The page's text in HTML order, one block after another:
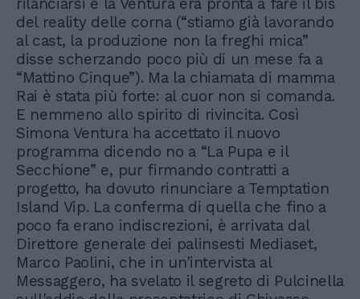
rilanciarsi e la Ventura era pronta a fare il bis
del reality delle corna (“stiamo già lavorando
al cast, la produzione non la freghi mica”
disse scherzando poco più di un mese fa a
“Mattino Cinque”). Ma la chiamata di mamma
Rai è stata più forte: al cuor non si comanda.
E nemmeno allo spirito di rivincita. Così
Simona Ventura ha accettato il nuovo
programma dicendo no a “La Pupa e il
Secchione” e, pur firmando contratti a
progetto, ha dovuto rinunciare a Temptation
Island Vip. La conferma di quella che fino a
poco fa erano indiscrezioni, è arrivata dal
Direttore generale dei palinsesti Mediaset,
Marco Paolini, che in un'intervista al
Messaggero, ha svelato il segreto di Pulcinella